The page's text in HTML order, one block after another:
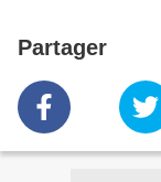
Partager